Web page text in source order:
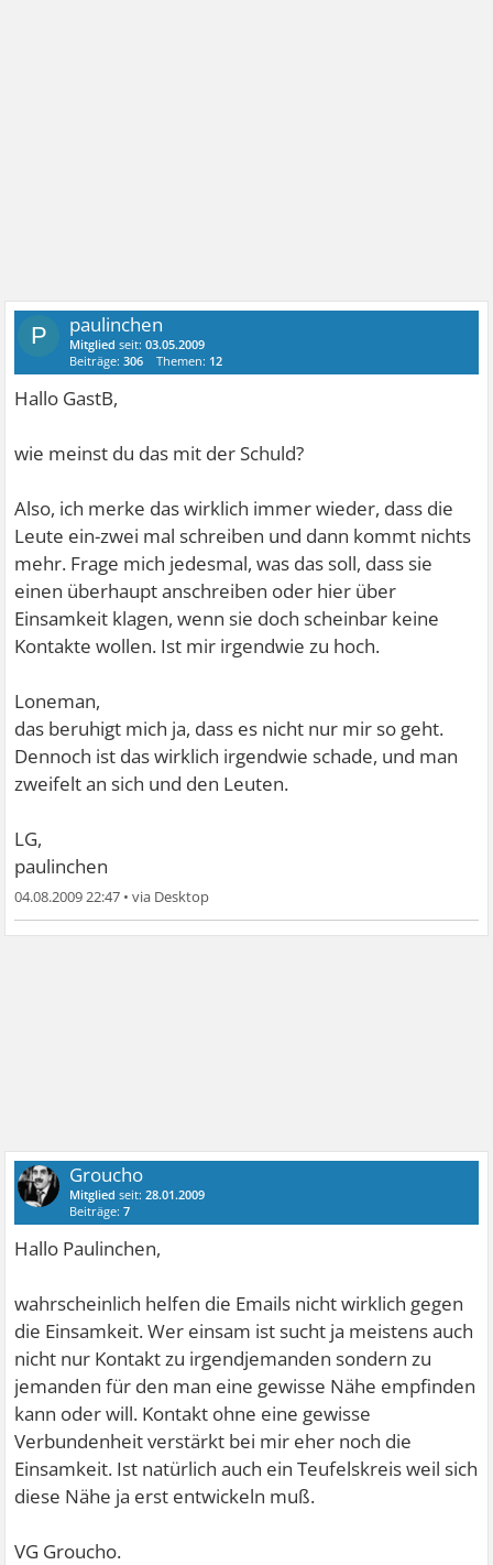
P paulinchen
Mitglied seit:03.05.2009
Beiträge:306 Themen: 12
Hallo GastB,
wie meinst du das mit der Schuld?
Also, ich merke das wirklich immer wieder, dass die
Leute ein-zwei mal schreiben und dann kommt nichts
mehr. Frage mich jedesmal, was das soll, dass sie
einen überhaupt anschreiben oder hier über
Einsamkeit klagen, wenn sie doch scheinbar keine
Kontakte wollen. Ist mir irgendwie zu hoch.
Loneman,
das beruhigt mich ja, dass es nicht nur mir so geht.
Dennoch ist das wirklich irgendwie schade, und man
zweifelt an sich und den Leuten.
LG,
paulinchen
04.08.2009 22:47 •
Groucho
Mitglied seit:28.01.2009
Beiträge:7
Hallo Paulinchen,
wahrscheinlich helfen die Emails nicht wirklich gegen
die Einsamkeit. Wer einsam ist sucht ja meistens auch
nicht nur Kontakt zu irgendjemanden sondern zu
jemanden für den man eine gewisse Nähe empfinden
kann oder will. Kontakt ohne eine gewisse
Verbundenheit verstärkt bei mir eher noch die
Einsamkeit. Ist natürlich auch ein Teufelskreis weil sich
diese Nähe ja erst entwickeln muß.
VG Groucho.